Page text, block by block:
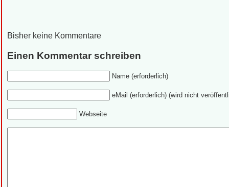
Bisher keine Kommentare
Einen Kommentar schreiben
Name (erforderlich)
eMail (erforderlich) (wird nicht
Webseite